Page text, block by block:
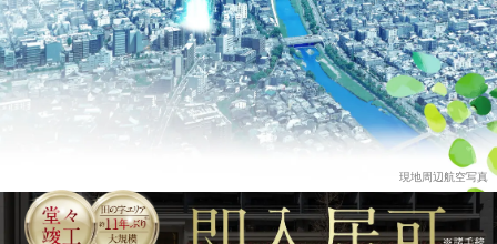
現地周辺航空写真